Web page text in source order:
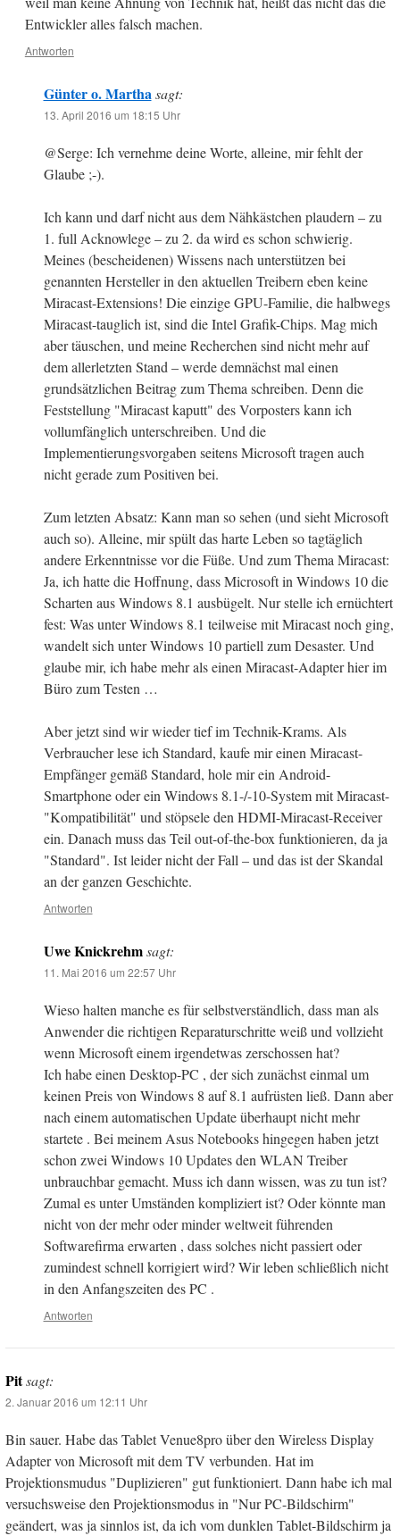
Entwickler alles falsch machen.
Antworten
Günter o. Martha sagt:
13. April 2016 um 18:15 Uhr
@Serge: Ich vernehme deine Worte, alleine, mir fehlt der
Glaube ;-).
Ich kann und darf nicht aus dem Nähkästchen plaudern – zu
1. full Acknowlege – zu 2. da wird es schon schwierig.
Meines (bescheidenen) Wissens nach unterstützen bei
genannten Hersteller in den aktuellen Treibern eben keine
Miracast-Extensions! Die einzige GPU-Familie, die halbwegs
Miracast-tauglich ist, sind die Intel Grafik-Chips. Mag mich
aber täuschen, und meine Recherchen sind nicht mehr auf
dem allerletzten Stand – werde demnächst mal einen
grundsätzlichen Beitrag zum Thema schreiben. Denn die
Feststellung "Miracast kaputt" des Vorposters kann ich
vollumfänglich unterschreiben. Und die
Implementierungsvorgaben seitens Microsoft tragen auch
nicht gerade zum Positiven bei.
Zum letzten Absatz: Kann man so sehen (und sieht Microsoft
auch so). Alleine, mir spült das harte Leben so tagtäglich
andere Erkenntnisse vor die Füße. Und zum Thema Miracast:
Ja, ich hatte die Hoffnung, dass Microsoft in Windows 10 die
Scharten aus Windows 8.1 ausbügelt. Nur stelle ich ernüchtert
fest: Was unter Windows 8.1 teilweise mit Miracast noch ging,
wandelt sich unter Windows 10 partiell zum Desaster. Und
glaube mir, ich habe mehr als einen Miracast-Adapter hier im
Büro zum Testen …
Aber jetzt sind wir wieder tief im Technik-Krams. Als
Verbraucher lese ich Standard, kaufe mir einen Miracast-
Empfänger gemäß Standard, hole mir ein Android-
Smartphone oder ein Windows 8.1-/-10-System mit Miracast-
"Kompatibilität" und stöpsele den HDMI-Miracast-Receiver
ein. Danach muss das Teil out-of-the-box funktionieren, da ja
"Standard". Ist leider nicht der Fall – und das ist der Skandal
an der ganzen Geschichte.
Antworten
Uwe Knickrehm sagt:
11. Mai 2016 um 22:57 Uhr
Wieso halten manche es für selbstverständlich, dass man als
Anwender die richtigen Reparaturschritte weiß und vollzieht
wenn Microsoft einem irgendetwas zerschossen hat?
Ich habe einen Desktop-PC , der sich zunächst einmal um
keinen Preis von Windows 8 auf 8.1 aufrüsten ließ. Dann aber
nach einem automatischen Update überhaupt nicht mehr
startete . Bei meinem Asus Notebooks hingegen haben jetzt
schon zwei Windows 10 Updates den WLAN Treiber
unbrauchbar gemacht. Muss ich dann wissen, was zu tun ist?
Zumal es unter Umständen kompliziert ist? Oder könnte man
nicht von der mehr oder minder weltweit führenden
Softwarefirma erwarten , dass solches nicht passiert oder
zumindest schnell korrigiert wird? Wir leben schließlich nicht
in den Anfangszeiten des PC .
Antworten
Pitsagt:
2. Januar 2016 um 12:11 Uhr
Bin sauer. Habe das Tablet Venue8pro über den Wireless Display
Adapter von Microsoft mit dem TV verbunden. Hat im
Projektionsmudus "Duplizieren" gut funktioniert. Dann habe ich mal
versuchsweise den Projektionsmodus in "Nur PC-Bildschirm"
geändert, was ja sinnlos ist, da ich vom dunklen Tablet-Bildschirm ja